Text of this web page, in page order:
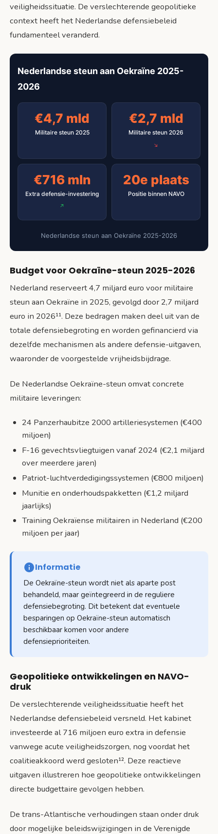
veiligheidssituatie. De verslechterende geopolitieke
context heeft het Nederlandse defensiebeleid
fundamenteel veranderd.
Nederlandse steun aan Oekraïne 2025-
2026
€4,7 mld
Militaire steun 2025
€2,7 mld
Militaire steun 2026
€716 mln
Extra defensie-investering
20e plaats
Positie binnen NAVO
Nederlandse steun aan Oekraïne 2025-2026
Budget voor Oekraïne-steun 2025-2026
Nederland reserveert 4,7 miljard euro voor militaire
steun aan Oekraïne in 2025, gevolgd door 2,7 miljard
euro in 2026¹¹. Deze bedragen maken deel uit van de
totale defensiebegroting en worden gefinancierd via
dezelfde mechanismen als andere defensie-uitgaven,
waaronder de voorgestelde vrijheidsbijdrage.
De Nederlandse Oekraïne-steun omvat concrete
militaire leveringen:
24 Panzerhaubitze 2000 artilleriesystemen (€400
miljoen)
F-16 gevechtsvliegtuigen vanaf 2024 (€2,1 miljard
over meerdere jaren)
Patriot-luchtverdedigingssystemen (€800 miljoen)
Munitie en onderhoudspakketten (€1,2 miljard
jaarlijks)
Training Oekraïense militairen in Nederland (€200
miljoen per jaar)
Informatie
De Oekraïne-steun wordt niet als aparte post
behandeld, maar geïntegreerd in de reguliere
defensiebegroting. Dit betekent dat eventuele
besparingen op Oekraïne-steun automatisch
beschikbaar komen voor andere
defensieprioriteiten.
Geopolitieke ontwikkelingen en NAVO-
druk
De verslechterende veiligheidssituatie heeft het
Nederlandse defensiebeleid versneld. Het kabinet
investeerde al 716 miljoen euro extra in defensie
vanwege acute veiligheidszorgen, nog voordat het
coalitieakkoord werd gesloten¹². Deze reactieve
uitgaven illustreren hoe geopolitieke ontwikkelingen
directe budgettaire gevolgen hebben.
De trans-Atlantische verhoudingen staan onder druk
door mogelijke beleidswijzigingen in de Verenigde